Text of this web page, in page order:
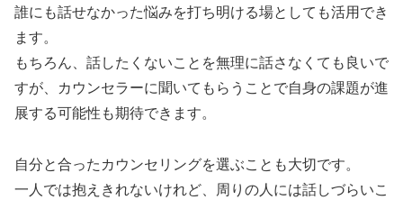
誰にも話せなかった悩みを打ち明ける場としても活用でき
ます。
もちろん、話したくないことを無理に話さなくても良いで
すが、カウンセラーに聞いてもらうことで自身の課題が進
展する可能性も期待できます。
自分と合ったカウンセリングを選ぶことも大切です。
一人では抱えきれないけれど、周りの人には話しづらいこ